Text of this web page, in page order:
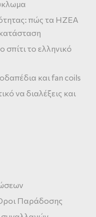
πώς τα HZEA
το ελληνικό
και fan coils
να διαλέξεις και
Παράδοσης